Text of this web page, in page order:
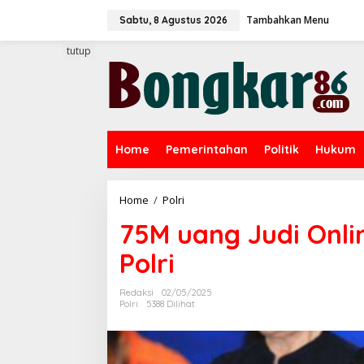
Sabtu, 8 Agustus 2026 Tambahkan Menu
Home Pemerintahan Politik Hukum
tutup
Home / Polri
M
u
g
J
d
O
75M uang Judi
Polri
Redaksi
02/05/2025
Polri
5388 Dilihat